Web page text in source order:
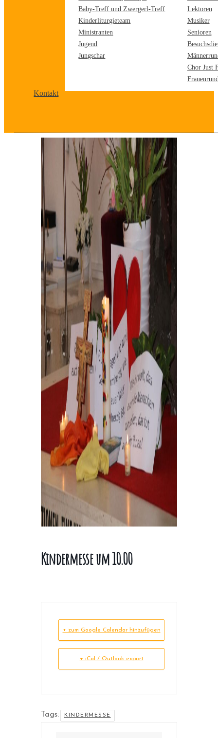
Baby-Treff und Zwergerl-Treff
Kinderliturgieteam
Ministranten
Jugend
Jungschar
Lektoren
Musiker
Senioren
Chor Just
Kontakt
Kindermesse um 10.00
+ zum Google Calendar hinzufügen
+ iCal / Outlook export
Tags: KINDERMESSE